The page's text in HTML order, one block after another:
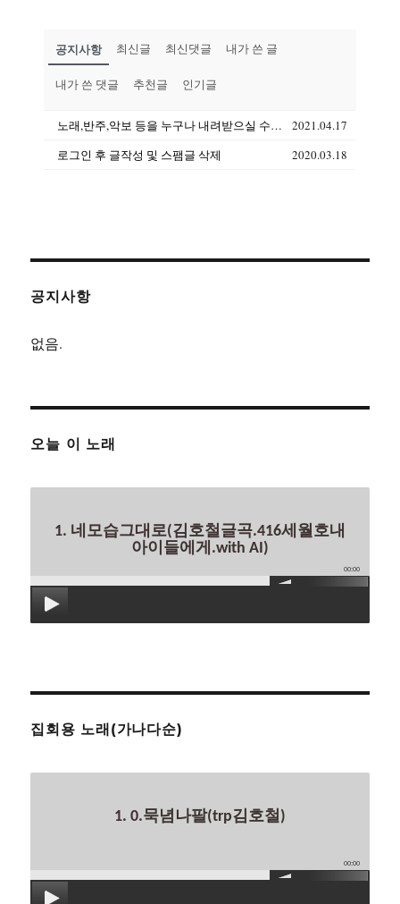
공지사항 최신글 최신댓글 내가 쓴 글
내가 쓴 댓글 추천글 인기글
노래,반주,악보 등을 누구나 내려받으실 수 있습니다(상업용도 제외)
2021.04.17
로그인 후 글작성 및 스팸글 삭제
2020.03.18
공지사항
없음.
오늘 이 노래
1. 네모습그대로(김호철글곡.416세월호내
아이들에게.with AI)
00:00
집회용 노래(가나다순)
1. 0.묵념나팔(trp김호철)
00:00